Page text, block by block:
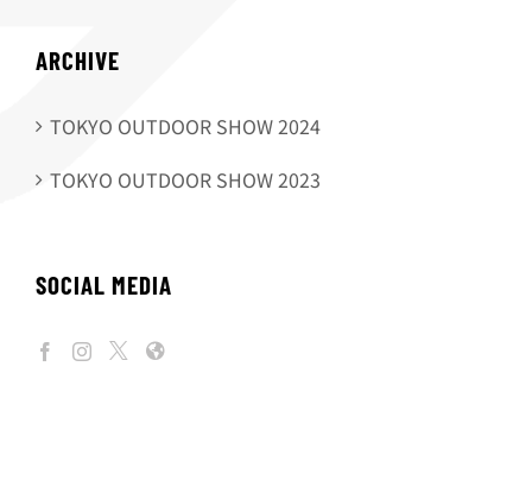
ARCHIVE
TOKYO OUTDOOR SHOW 2024
TOKYO OUTDOOR SHOW 2023
SOCIAL MEDIA